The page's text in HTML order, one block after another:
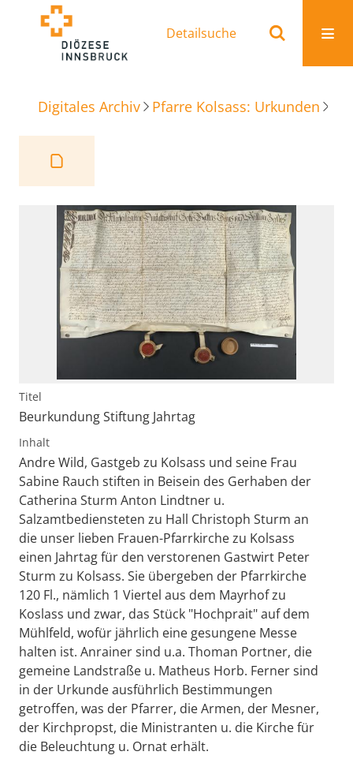
Detailsuche
Digitales Archiv Pfarre Kolsass: Urkunden
Titel
Beurkundung Stiftung Jahrtag
Inhalt
Andre Wild, Gastgeb zu Kolsass und seine Frau
Sabine Rauch stiften in Beisein des Gerhaben der
Catherina Sturm Anton Lindtner u.
Salzamtbediensteten zu Hall Christoph Sturm an
die unser lieben Frauen-Pfarrkirche zu Kolsass
einen Jahrtag für den verstorenen Gastwirt Peter
Sturm zu Kolsass. Sie übergeben der Pfarrkirche
120 Fl., nämlich 1 Viertel aus dem Mayrhof zu
Koslass und zwar, das Stück "Hochprait" auf dem
Mühlfeld, wofür jährlich eine gesungene Messe
halten ist. Anrainer sind u.a. Thoman Portner, die
gemeine Landstraße u. Matheus Horb. Ferner sind
in der Urkunde ausführlich Bestimmungen
getroffen, was der Pfarrer, die Armen, der Mesner,
der Kirchpropst, die Ministranten u. die Kirche für
die Beleuchtung u. Ornat erhält.